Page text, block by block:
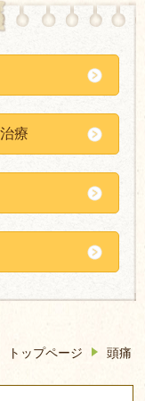
療
トップページ 頭痛